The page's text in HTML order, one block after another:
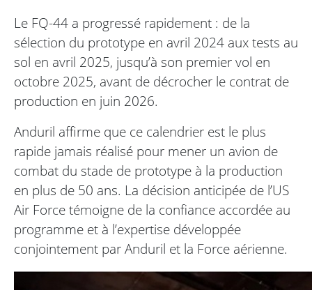
Le FQ-44 a progressé rapidement : de la
sélection du prototype en avril 2024 aux tests au
sol en avril 2025, jusqu’à son premier vol en
octobre 2025, avant de décrocher le contrat de
production en juin 2026.
Anduril affirme que ce calendrier est le plus
rapide jamais réalisé pour mener un avion de
combat du stade de prototype à la production
en plus de 50 ans. La décision anticipée de l’US
Air Force témoigne de la confiance accordée au
programme et à l’expertise développée
conjointement par Anduril et la Force aérienne.